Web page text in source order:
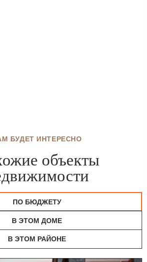
БУДЕТ ИНТЕРЕСНО
объекты
ПО БЮДЖЕТУ
В ЭТОМ ДОМЕ
В ЭТОМ РАЙОНЕ